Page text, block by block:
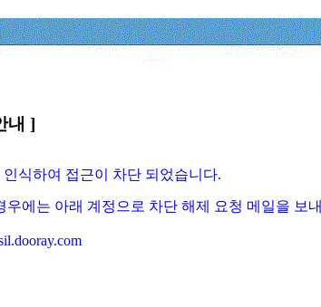
내 ]
식하여 접근이 차단 되었습니다.
에는 아래 계정으로 차단 해제 요청 메일을 보내